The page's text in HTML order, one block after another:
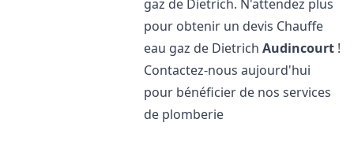
gaz de Dietrich. N'attendez plus
pour obtenir un devis Chauffe
eau gaz de DietrichAudincourt !
Contactez-nous aujourd'hui
pour bénéficier de nos services
de plomberie